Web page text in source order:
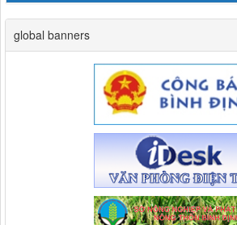
global banners